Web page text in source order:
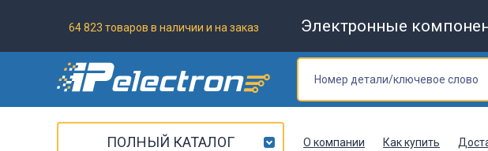
64 823 товаров в наличии и на заказ Электронные
ПОЛНЫЙ КАТАЛОГ О компании Как купить